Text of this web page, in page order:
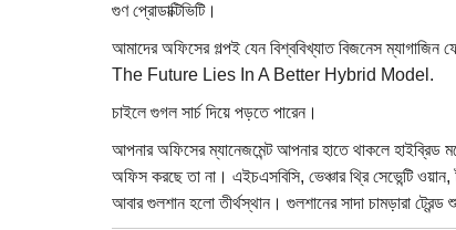
গুণ প্রোডাক্টিভিটি।
আমাদের অফিসের গল্পই যেন বিশ্ববিখ্যাত বিজনেস
The Future Lies In A Better Hybrid Model.
চাইলে গুগল সার্চ দিয়ে পড়তে পারেন।
আপনার অফিসের ম্যানেজমেন্ট আপনার হাতে থাকলে
অফিস করছে তা না। এইচএসবিসি, ভেঞ্চার থ্রি সেভেন্টি
আবার গুলশান হলো তীর্থস্থান। গুলশানের সাদা চামড়ারা